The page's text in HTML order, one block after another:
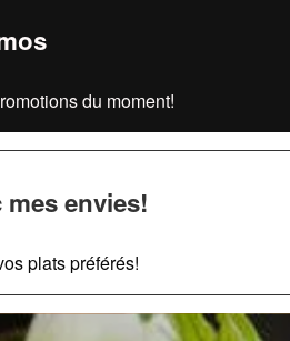
du moment!
envies!
plats préférés!